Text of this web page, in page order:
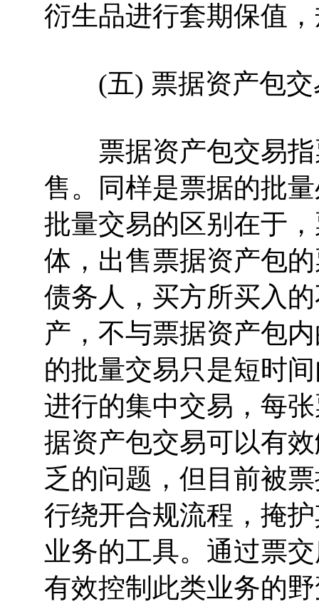
衍生品进行套期保值
(五) 票据资产包交
票据资产包交易指
售。同样是票据的批
批量交易的区别在于
体，出售票据资产包
债务人，买方所买入
产，不与票据资产包
的批量交易只是短时
进行的集中交易，每
据资产包交易可以有
乏的问题，但目前被
行绕开合规流程，掩
业务的工具。通过票
有效控制此类业务的